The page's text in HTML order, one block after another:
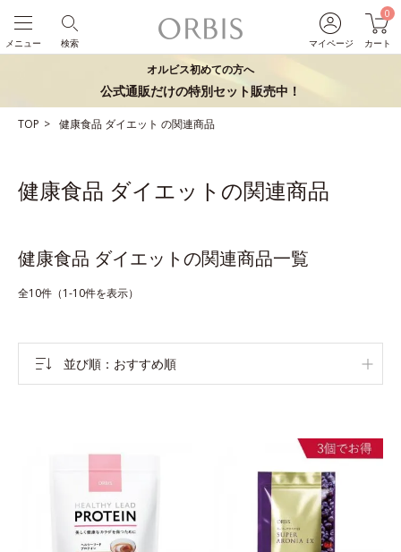
マイページ
0
カート
検索
メニュー
オルビス初めての方へ
公式通販だけの特別セット販売中！
TOP 健康食品 ダイエット の関連商品
健康食品 ダイエットの関連商品
健康食品 ダイエットの関連商品一覧
全10件（1-10件を表示）
並び順 おすすめ順